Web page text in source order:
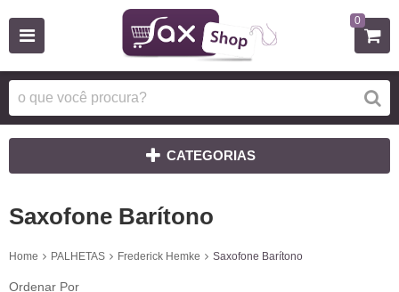
0
CATEGORIAS
Saxofone Barítono
Home PALHETAS Frederick Hemke Saxofone Barítono
Ordenar Por